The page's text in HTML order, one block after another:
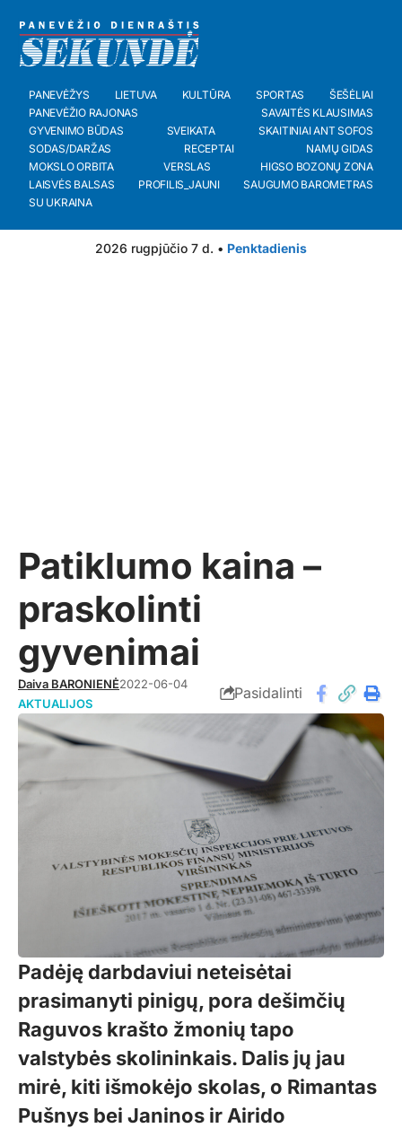
PANEVĖŽYS LIETUVA KULTŪRA SPORTAS
ŠEŠĖLIAI
PANEVĖŽIO RAJONAS
SAVAITĖS KLAUSIMAS
GYVENIMO BŪDAS
SVEIKATA
SKAITINIAI ANT SOFOS
SODAS/DARŽAS
RECEPTAI
NAMŲ GIDAS
MOKSLO ORBITA
VERSLAS
HIGSO BOZONŲ ZONA
LAISVĖS BALSAS
PROFILIS_JAUNI
SAUGUMO BAROMETRAS
SU UKRAINA
2026 rugpjūčio 7 d. • Penktadienis
Patiklumo kaina –
praskolinti
gyvenimai
Daiva BARONIENĖ2022-06-04
AKTUALIJOS
Pasidalinti
Padėję darbdaviui neteisėtai
prasimanyti pinigų, pora dešimčių
Raguvos krašto žmonių tapo
valstybės skolininkais. Dalis jų jau
mirė, kiti išmokėjo skolas, o Rimantas
Pušnys bei Janinos ir Airido